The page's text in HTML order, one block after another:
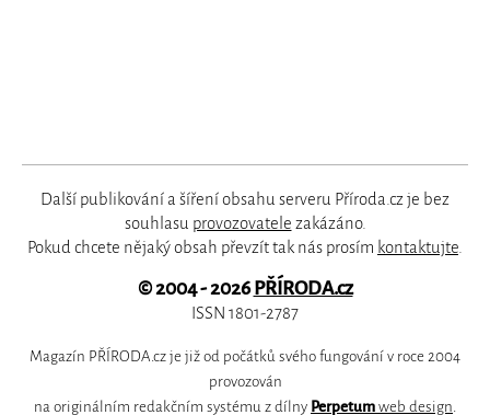
Další publikování a šíření obsahu serveru Příroda.cz je bez
souhlasu provozovatele zakázáno.
Pokud chcete nějaký obsah převzít tak nás prosím kontaktujte
© 2004 - 2026PŘÍRODA.cz
ISSN 1801-2787
Magazín PŘÍRODA.cz je již od počátků svého fungování v roce 2004
provozován
na originálním redakčním systému z dílny Perpetum web design.